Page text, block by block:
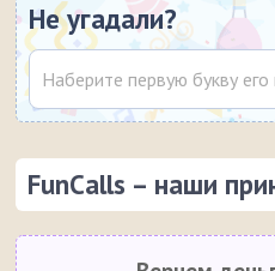
Не угадали?
FunCalls – наши